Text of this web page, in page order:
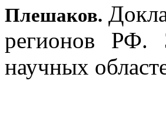
Плешаков.
регионов РФ.
научных